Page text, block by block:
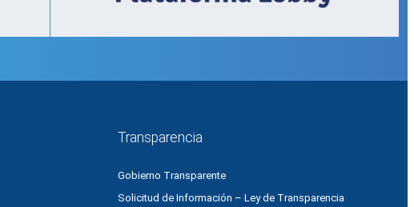
Transparencia
Gobierno Transparente
Solicitud de Información – Ley de Transparencia